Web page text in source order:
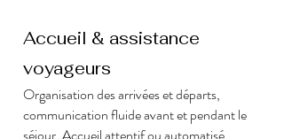
Accueil & assistance
voyageurs
Organisation des arrivées et départs,
communication fluide avant et pendant le